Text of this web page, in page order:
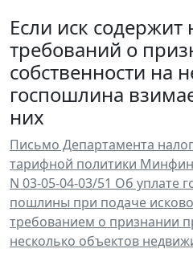
Если иск содержит
требований о
собственности на
госпошлина
них
Письмо Департамента
тарифной политики
N 03-05-04-03/51 Об уплате
пошлины при подаче
требованием о признании
несколько объектов